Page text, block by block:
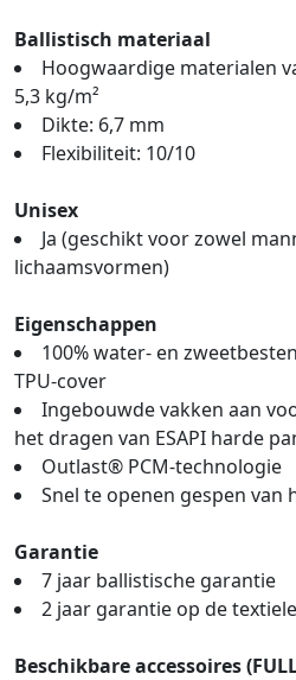
Ballistisch materiaal
Hoogwaardige materialen
5,3 kg/m²
Dikte: 6,7 mm
Flexibiliteit: 10/10
Unisex
Ja (geschikt voor zowel
lichaamsvormen)
Eigenschappen
100% water- en
TPU-cover
Ingebouwde vakken aan
het dragen van ESAPI harde
Outlast® PCM-technologie
Snel te openen gespen
Garantie
7 jaar ballistische garantie
2 jaar garantie op de
Beschikbare accessoires